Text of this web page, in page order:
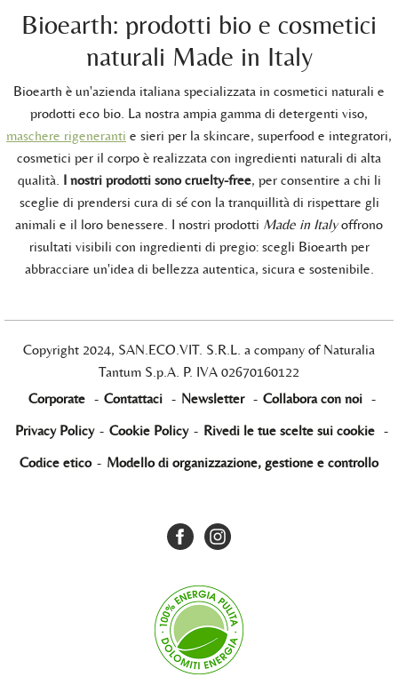
Bioearth: prodotti bio e cosmetici
naturali Made in Italy
Bioearth è un'azienda italiana specializzata in cosmetici naturali e
prodotti eco bio. La nostra ampia gamma di detergenti viso,
maschere rigeneranti e sieri per la skincare, superfood e integratori,
cosmetici per il corpo è realizzata con ingredienti naturali di alta
qualità. I nostri prodotti sono cruelty-free, per consentire a chi li
sceglie di prendersi cura di sé con la tranquillità di rispettare gli
animali e il loro benessere. I nostri prodotti Made in Italyoffrono
risultati visibili con ingredienti di pregio: scegli Bioearth per
abbracciare un'idea di bellezza autentica, sicura e sostenibile.
Copyright 2024, SAN.ECO.VIT. S.R.L. a company of Naturalia
Tantum S.p.A. P. IVA 02670160122
Corporate - Contattaci - Newsletter - Collabora con noi -
Privacy Policy - Cookie Policy - Rivedi le tue scelte sui cookie -
Codice etico - Modello di organizzazione, gestione e controllo